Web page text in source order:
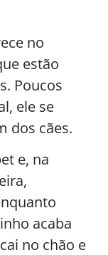
no
estão
Poucos
ele se
dos cães.
e, na
acaba
no chão e